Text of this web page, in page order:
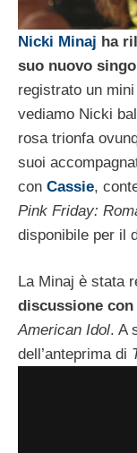
Nicki Minaj ha
suo nuovo
registrato un
vediamo Nicki
rosa trionfa
suoi
con Cassie,
Pink Friday:
disponibile per il
La Minaj è stata
discussione con
American Idol. A
dell’anteprima di